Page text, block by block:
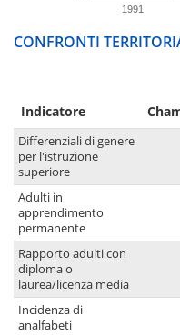
1991
CONFRONTI
Indicatore
Differenziali di genere
per l'istruzione
superiore
Adulti in
apprendimento
permanente
Rapporto adulti con
diploma o
laurea/licenza media
Incidenza di
analfabeti